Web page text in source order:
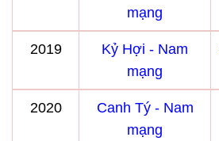
mạng
2019
Kỷ Hợi - Nam
mạng
2020
Canh Tý - Nam
mạng